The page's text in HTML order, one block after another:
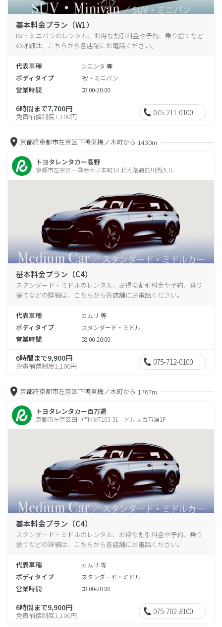
基本料金プラン（W1）
RV・ミニバンのレンタル、お得な割引料金や予約、乗り捨てなど
の詳細は、こちらから各店舗にお電話ください。
代表車種 シエンタ 等
ボディタイプ RV・ミニバン
営業時間 08:00-20:00
6時間まで7,700円
免責補償制度1,100円 075-211-0100
京都府京都市左京区下鴨東梅ノ木町から 1430m
トヨタレンタカー高野
京都市左京区一乗寺木ノ本町14 北大路通白川西入ル
基本料金プラン（C4）
スタンダード・ミドルのレンタル、お得な割引料金や予約、乗り
捨てなどの詳細は、こちらから各店舗にお電話ください。
代表車種 カムリ 等
ボディタイプ スタンダード・ミドル
営業時間 08:00-20:00
6時間まで9,900円
免責補償制度1,100円 075-712-0100
京都府京都市左京区下鴨東梅ノ木町から 1767m
トヨタレンタカー百万遍
京都市左京区田中門前町103-31 ドルス百万遍1F
基本料金プラン（C4）
スタンダード・ミドルのレンタル、お得な割引料金や予約、乗り
捨てなどの詳細は、こちらから各店舗にお電話ください。
代表車種 カムリ 等
ボディタイプ スタンダード・ミドル
営業時間 08:00-20:00
6時間まで9,900円
免責補償制度1,100円 075-702-8100